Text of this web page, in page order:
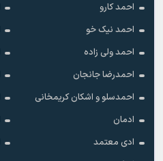
احمد کارو
احمد نیک خو
احمد ولی زاده
احمدرضا جانجان
احمدسلو و اشکان کریمخانی
ادمان
ادی معتمد